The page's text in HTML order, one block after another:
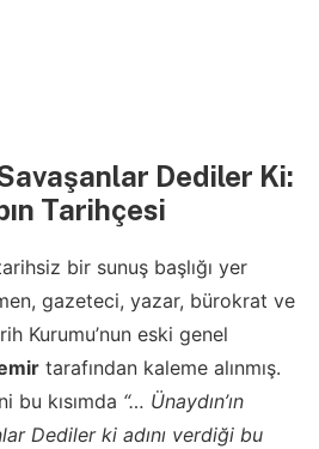
Dediler Ki:
Tarihçesi
bir sunuş başlığı yer
gazeteci, yazar, bürokrat ve
Kurumu’nun eski genel
tarafından kaleme alınmış.
bu kısımda “… Ünaydın’ın
Dediler ki adını verdiği bu